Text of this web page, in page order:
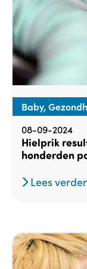
Baby,
08-09-2024
Hielprik
honderden
Lees verder